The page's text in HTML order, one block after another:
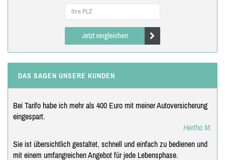
Jetzt vergleichen
DAS SAGEN UNSERE KUNDEN
Bei Tarifo habe ich mehr als 400 Euro mit meiner Autoversicherung
eingespart.
Hertha M.
Sie ist übersichtlich gestaltet, schnell und einfach zu bedienen und
mit einem umfangreichen Angebot für jede Lebensphase.